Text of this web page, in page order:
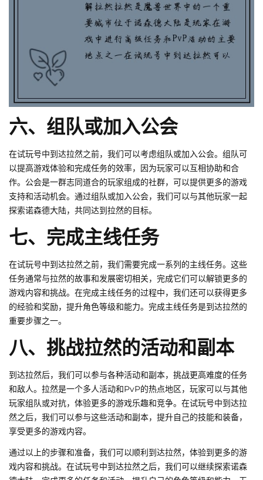
六、组队或加入公会
在试玩号中到达拉然之前，我们可以考虑组队或加入公会。组队可
以提高游戏体验和完成任务的效率，因为玩家可以互相协助和合
作。公会是一群志同道合的玩家组成的社群，可以提供更多的游戏
支持和活动机会。通过组队或加入公会，我们可以与其他玩家一起
探索诺森德大陆，共同达到拉然的目标。
七、完成主线任务
在试玩号中到达拉然之前，我们需要完成一系列的主线任务。这些
任务通常与拉然的故事和发展密切相关，完成它们可以解锁更多的
游戏内容和挑战。在完成主线任务的过程中，我们还可以获得更多
的经验和奖励，提升角色等级和能力。完成主线任务是到达拉然的
重要步骤之一。
八、挑战拉然的活动和副本
到达拉然后，我们可以参与各种活动和副本，挑战更高难度的任务
和敌人。拉然是一个多人活动和PvP的热点地区，玩家可以与其他
玩家组队或对抗，体验更多的游戏乐趣和竞争。在试玩号中到达拉
然之后，我们可以参与这些活动和副本，提升自己的技能和装备，
享受更多的游戏内容。
通过以上的步骤和准备，我们可以顺利到达拉然，体验到更多的游
戏内容和挑战。在试玩号中到达拉然之后，我们可以继续探索诺森